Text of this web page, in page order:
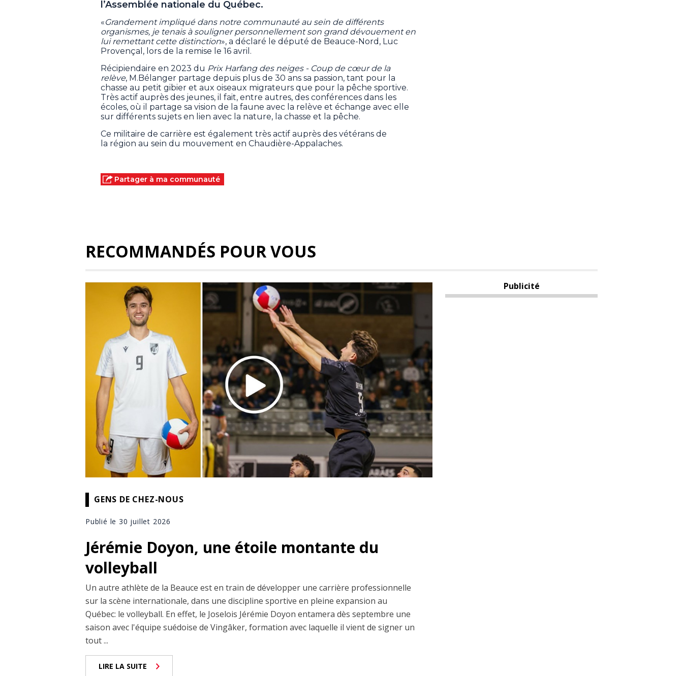
l’Assemblée nationale du Québec.
«Grandement impliqué dans notre communauté au sein de différents
organismes, je tenais à souligner personnellement son grand dévouement en
lui remettant cette distinction», a déclaré le député de Beauce-Nord, Luc
Provençal, lors de la remise le 16 avril.
Récipiendaire en 2023 du Prix Harfang des neiges - Coup de cœur de la
relève, M.Bélanger partage depuis plus de 30 ans sa passion, tant pour la
chasse au petit gibier et aux oiseaux migrateurs que pour la pêche sportive.
Très actif auprès des jeunes, il fait, entre autres, des conférences dans les
écoles, où il partage sa vision de la faune avec la relève et échange avec elle
sur différents sujets en lien avec la nature, la chasse et la pêche.
Ce militaire de carrière est également très actif auprès des vétérans de
la région au sein du mouvement en Chaudière-Appalaches.
Partager à ma communauté
RECOMMANDÉS POUR VOUS
GENS DE CHEZ-NOUS
Publié le 30 juillet 2026
Jérémie Doyon, une étoile montante du
volleyball
Un autre athlète de la Beauce est en train de développer une carrière professionnelle
sur la scène internationale, dans une discipline sportive en pleine expansion au
Québec: le volleyball. En effet, le Joselois Jérémie Doyon entamera dès septembre une
saison avec l'équipe suédoise de Vingâker, formation avec laquelle il vient de signer un
tout ...
LIRE LA SUITE
Publicité